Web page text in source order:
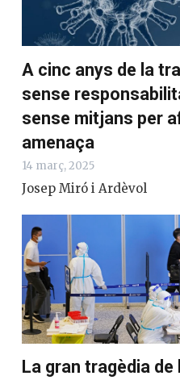
A cinc anys de la
sense
sense mitjans per
amenaça
14 març, 2025
Josep Miró i Ardèvol
La gran tragèdia de